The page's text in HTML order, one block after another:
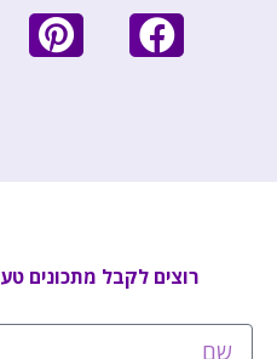
רוצים לקבל מתכונים